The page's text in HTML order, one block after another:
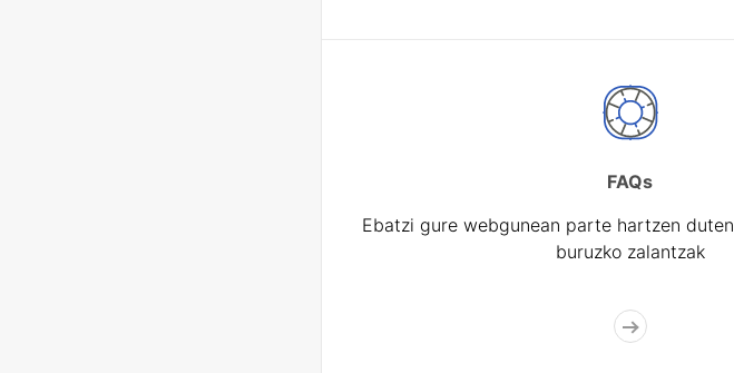
FAQs
Ebatzi gure webgunean parte hartzen
buruzko zalantzak